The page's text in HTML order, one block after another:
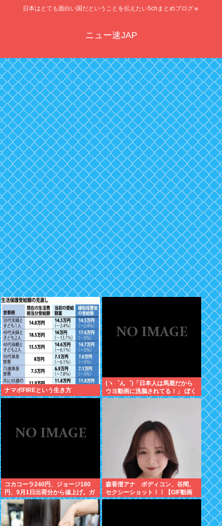
日本はとても面白い国だということを伝えたい5chまとめブログｗ
ニュー速JAP
ナマポFIREという生き方
(ヽ゜ん゜)「日本人は馬鹿だから
ウヨ動画に洗脳されてる！」 ぼく
「じゃあサヨ動画で逆に洗脳すれ
コカコーラ240円、ジョージ180
円、9月1日出荷分から値上げ。ガ
ソリンより高いとか意味不明すぎ
る
森香澄アナ ボディコン、谷間、
セクシーショット！！【GIF動画
あり】